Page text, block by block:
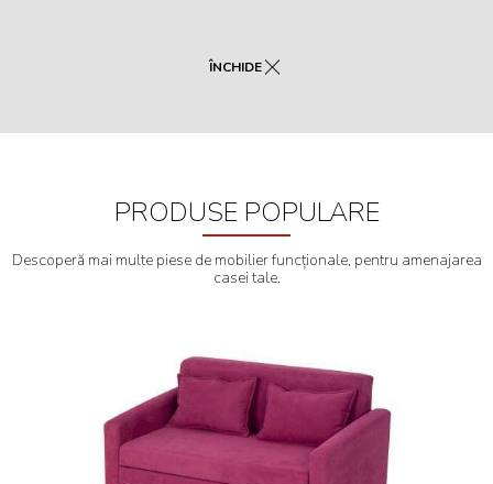
ÎNCHIDE
PRODUSE POPULARE
Descoperă mai multe piese de mobilier funcționale, pentru amenajarea
casei tale.